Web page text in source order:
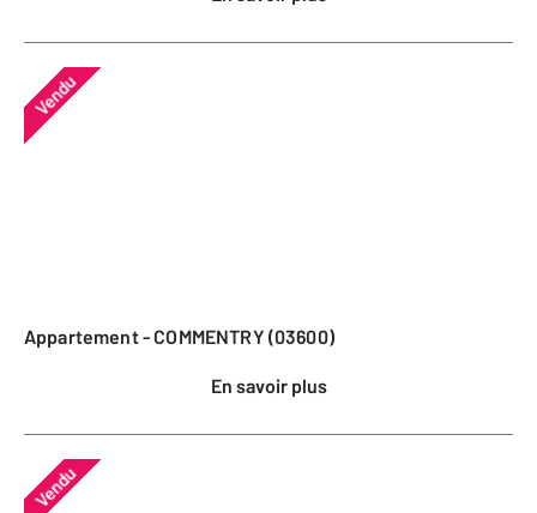
Vendu
Appartement - COMMENTRY (03600)
En savoir plus
Vendu